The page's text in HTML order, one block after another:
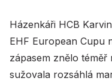
Házenkáři HCB
EHF European Cupu
zápasem znělo téměř
sužovala rozsáhlá